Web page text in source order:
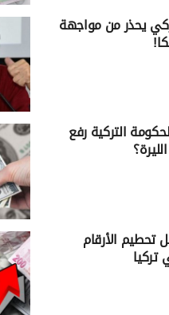
يحذر من مواجهة
التركية رفع
تحطيم الأرقام
تركيا